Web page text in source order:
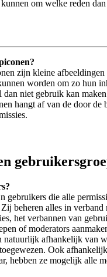
om welke reden
zijn kleine afbeeldingen
worden om zo hun
dan niet gebruik kan
hangt af van de door de
gebruikers die alle
beheren alles in verband
het verbannen van
of moderators
natuurlijk afhankelijk van
Ook
hebben ze mogelijk alle